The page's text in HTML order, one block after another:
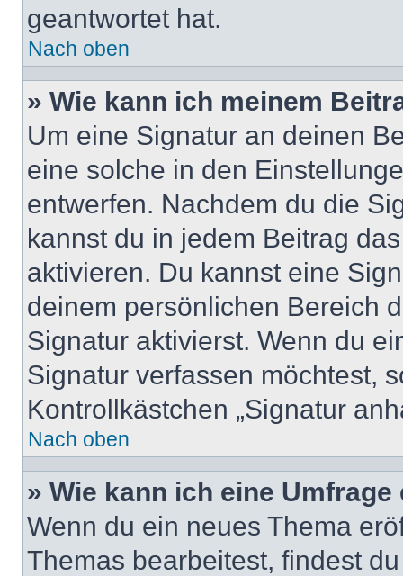
geantwortet hat.
Nach oben
» Wie kann ich meinem
Um eine Signatur an deinen
eine solche in den
entwerfen. Nachdem du die
kannst du in jedem Beitrag
aktivieren. Du kannst eine
deinem persönlichen Bereich
Signatur aktivierst. Wenn du
Signatur verfassen möchtest,
Kontrollkästchen „Signatur
Nach oben
» Wie kann ich eine
Wenn du ein neues Thema
Themas bearbeitest, findest